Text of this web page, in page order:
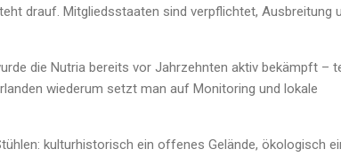
drauf. Mitgliedsstaaten sind verpflichtet, Ausbreitung
die Nutria bereits vor Jahrzehnten aktiv bekämpft –
wiederum setzt man auf Monitoring und lokale
kulturhistorisch ein offenes Gelände, ökologisch